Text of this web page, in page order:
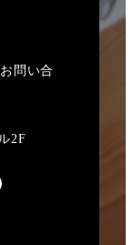
問い合
2F